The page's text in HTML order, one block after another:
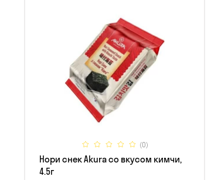
(0)
Нори снек Akura со вкусом кимчи,
4.5г